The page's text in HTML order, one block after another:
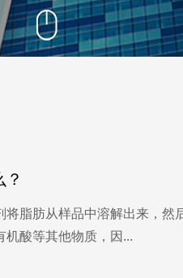
固液萃取仪
脂肪从样品中溶解出来，
机酸等其他物质，因...